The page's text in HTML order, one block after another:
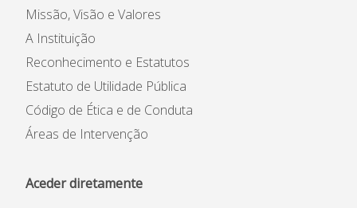
Missão, Visão e Valores
A Instituição
Reconhecimento e Estatutos
Estatuto de Utilidade Pública
Código de Ética e de Conduta
Áreas de Intervenção
Aceder diretamente